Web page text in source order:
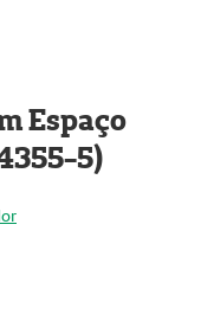
Espaço
5)